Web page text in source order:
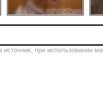
при использовании